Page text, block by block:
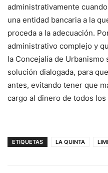
administrativamente
una entidad bancaria a la
proceda a la adecuación.
administrativo complejo y
la Concejalía de Urbanismo
solución dialogada, para
antes, evitando tener que
cargo al dinero de todos
ETIQUETAS LA QUINTA